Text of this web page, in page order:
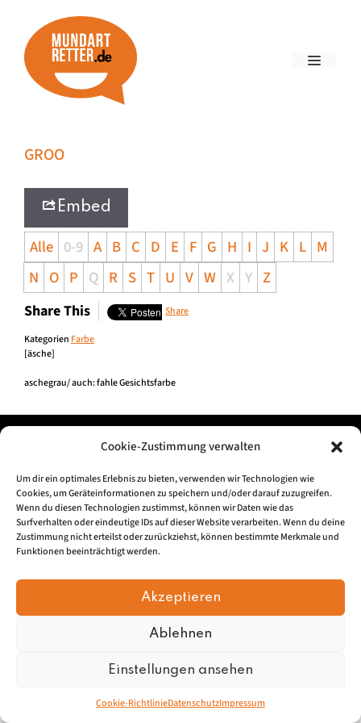
Cookie-Zustimmung verwalten
Um dir ein optimales Erlebnis zu bieten, verwenden wir Technologien wie
Cookies, um Geräteinformationen zu speichern und/oder darauf zuzugreifen.
Wenn du diesen Technologien zustimmst, können wir Daten wie das
Surfverhalten oder eindeutige IDs auf dieser Website verarbeiten. Wenn du deine
Zustimmung nicht erteilst oder zurückziehst, können bestimmte Merkmale und
Funktionen beeinträchtigt werden.
Akzeptieren
Ablehnen
Einstellungen ansehen
Cookie-RichtlinieDatenschutzImpressum
GROO
Embed
Alle 0-9 A B C D E F G H I J K L M
N O P Q R S T U V W X Y Z
Share This Share
Kategorien Farbe
[äsche]
aschegrau/ auch: fahle Gesichtsfarbe
Impressum tz
© 2026, Mundartretter.de